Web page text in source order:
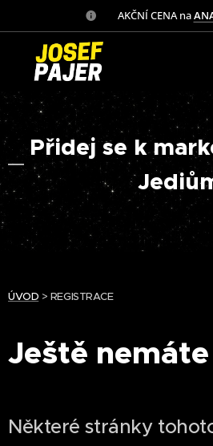
✅ AKČNÍ CENA na
Přidej se k
ÚVOD > REGISTRACE
Ještě
Některé stránky